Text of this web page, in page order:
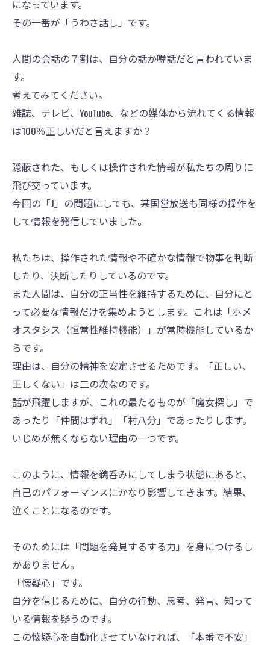
になっています。
その一番が「うわさ話し」です。
人間の会話の７割は、自分の話か噂話だと言われていま
す。
考えてみてください。
雑誌、テレビ、YouTube、などの媒体から流れてくる情報
は100％正しいだと言えますか？
隠蔽された、もしくは操作された情報が私たちの周りに
飛び交っています。
今回の「J」の問題にしても、某国営放送も同様の操作を
して情報を発信していました。
私たちは、操作された情報や不確かな情報で物事を判断
したり、決断したりしているのです。
また人間は、自分の正当性を維持するために、自分にと
って必要な情報だけを集めようとします。これは「ホメ
オスタシス（恒常性維持機能）」が常時機能しているか
らです。
理由は、自分の精神を安定させるためです。「正しい、
正しくない」は二の次なのです。
話が飛躍しますが、これの最たるものが「魔女探し」で
あったり「仲間はずれ」「村八分」であったりします。
いじめが無くならない理由の一つです。
このように、情報を鵜呑みにしてしまう状態にあると、
自己のパフォーマンスにかなり影響してきます。結果、
泣くことになるのです。
そのためには「問題を発見するする力」を身につけるし
かありません。
「懐疑心」です。
自分を信じるために、自分の行動、思考、発言、知って
いる情報を疑うのです。
この懐疑心を自動化させていなければ、「本番で不安」